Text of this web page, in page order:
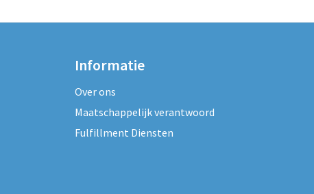
Informatie
Over ons
Maatschappelijk verantwoord
Fulfillment Diensten